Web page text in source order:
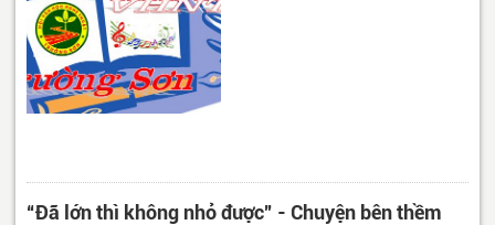
“Đã lớn thì không nhỏ được” - Chuyện bên thềm